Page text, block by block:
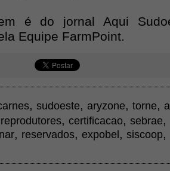
é do jornal Aqui
Equipe FarmPoint.
, sudoeste, aryzone, torne,
reprodutores, certificacao, sebrae,
, reservados, expobel, siscoop,